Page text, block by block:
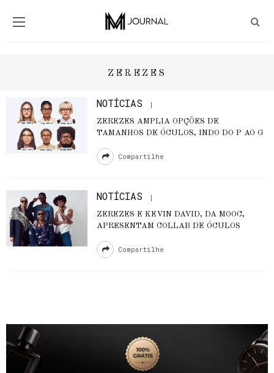
ZEREZES
NOTÍCIAS
ZEREZES AMPLIA OPÇÕES DE
TAMANHOS DE ÓCULOS, INDO DO P AO G
Compartilhe
NOTÍCIAS
ZEREZES E KEVIN DAVID, DA MOOC,
APRESENTAM COLLAB DE ÓCULOS
Compartilhe